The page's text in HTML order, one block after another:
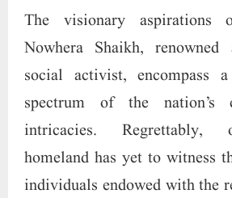
The visionary
Nowhera Shaikh,
social activist, encompass a
spectrum of the nation’s
intricacies. Regrettably,
homeland has yet to witness
individuals endowed with the